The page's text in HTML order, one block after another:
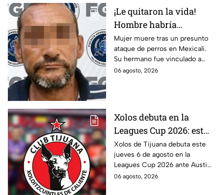
¡Le quitaron la vida!
Hombre habría
ordenado ataque de
perros contra su
hermana en Mexicali
Mujer muere tras un presunto
ataque de perros en Mexicali.
Su hermano fue vinculado a
proceso por feminicidio
06 agosto, 2026
Xolos debuta en la
Leagues Cup 2026: este
es el horario del
partido ante Austin FC
Xolos de Tijuana debuta este
jueves 6 de agosto en la
Leagues Cup 2026 ante Austin
FC. Conoce a qué hora se
06 agosto, 2026